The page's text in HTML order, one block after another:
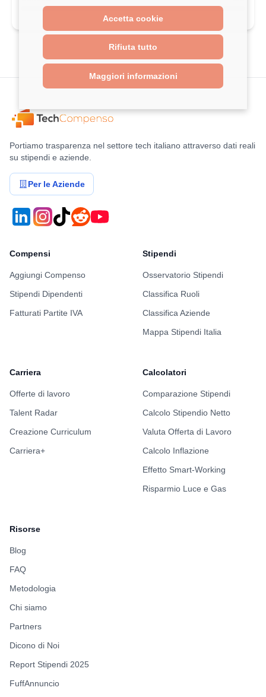
Accetta cookie
Rifiuta tutto
Maggiori informazioni
Portiamo trasparenza nel settore tech italiano attraverso dati reali
su stipendi e aziende.
Per le Aziende
Compensi
Aggiungi Compenso
Stipendi Dipendenti
Fatturati Partite IVA
Stipendi
Osservatorio Stipendi
Classifica Ruoli
Classifica Aziende
Mappa Stipendi Italia
Carriera
Offerte di lavoro
Talent Radar
Creazione Curriculum
Carriera+
Calcolatori
Comparazione Stipendi
Calcolo Stipendio Netto
Valuta Offerta di Lavoro
Calcolo Inflazione
Effetto Smart-Working
Risparmio Luce e Gas
Risorse
Blog
FAQ
Metodologia
Chi siamo
Partners
Dicono di Noi
Report Stipendi 2025
FuffAnnuncio